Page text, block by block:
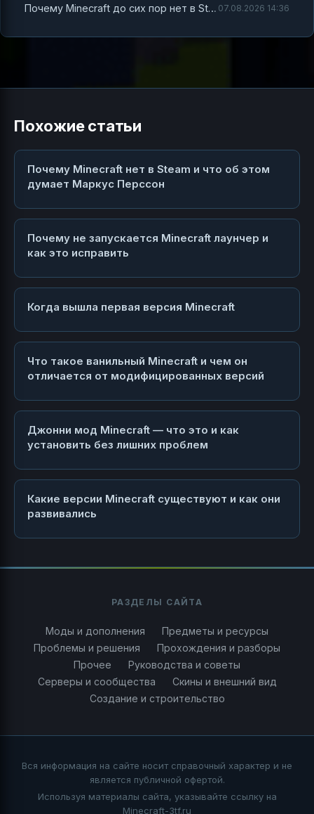
Почему Minecraft до сих пор нет в Steam и что об этом говорит Маркус Перссон 07.08.2026 14:36
Похожие статьи
Почему Minecraft нет в Steam и что об этом
думает Маркус Перссон
Почему не запускается Minecraft лаунчер и
как это исправить
Когда вышла первая версия Minecraft
Что такое ванильный Minecraft и чем он
отличается от модифицированных версий
Джонни мод Minecraft — что это и как
установить без лишних проблем
Какие версии Minecraft существуют и как они
развивались
РАЗДЕЛЫ САЙТА
Моды и дополнения
Предметы и ресурсы
Проблемы и решения
Прохождения и разборы
Прочее
Руководства и советы
Серверы и сообщества
Скины и внешний вид
Создание и строительство
Вся информация на сайте носит справочный характер и не
является публичной офертой.
Используя материалы сайта, указывайте ссылку на
Minecraft-3tf.ru